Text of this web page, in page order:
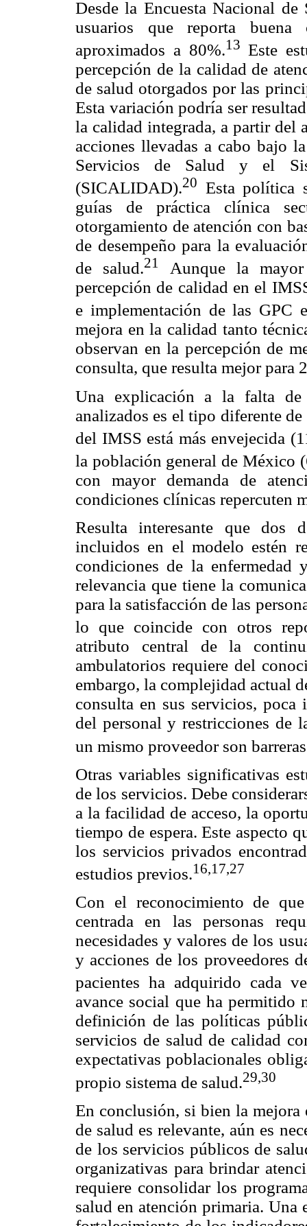
Desde la Encuesta Nacional
usuarios que reporta
aproximados a 80%.13 Este
percepción de la calidad de
de salud otorgados por las
Esta variación podría ser
la calidad integrada, a partir del
acciones llevadas a cabo bajo
Servicios de Salud y el
(SICALIDAD).20 Esta política
guías de práctica clínica
otorgamiento de atención con
de desempeño para la
de salud.21
Aunque la
percepción de calidad en el
e implementación de las GPC
mejora en la calidad tanto
observan en la percepción de
consulta, que resulta mejor para
Una explicación a la falta de
analizados es el tipo diferente
del IMSS está más envejecida
la población general de México
con mayor demanda de
condiciones clínicas repercuten
Resulta interesante que dos
incluidos en el modelo estén
condiciones de la
relevancia que tiene la
para la satisfacción de las
lo que coincide con otros
atributo central de la
ambulatorios requiere del
embargo, la complejidad actual
consulta en sus servicios,
del personal y restricciones de
un mismo proveedor son
Otras variables significativas
de los servicios. Debe
a la facilidad de acceso, la
tiempo de espera. Este aspecto
los servicios privados
estudios previos.16,17,27
Con el reconocimiento de
centrada en las personas
necesidades y valores de los
y acciones de los proveedores
pacientes ha adquirido cada
avance social que ha
definición de las políticas
servicios de salud de calidad
expectativas poblacionales
propio sistema de salud.29,30
En conclusión, si bien la
de salud es relevante, aún es
de los servicios públicos de
organizativas para brindar
requiere consolidar los
salud en atención primaria. Una